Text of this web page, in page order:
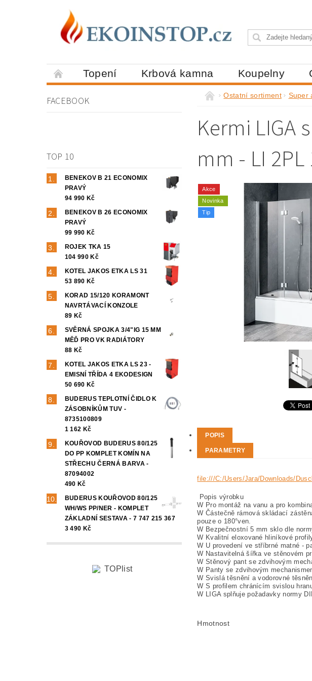
Topení Krbová kamna Koupelny
FACEBOOK
TOP 10
BENEKOV B 21 ECONOMIX
PRAVÝ
94 990 Kč
BENEKOV B 26 ECONOMIX
PRAVÝ
99 990 Kč
ROJEK TKA 15
104 990 Kč
KOTEL JAKOS ETKA LS 31
53 890 Kč
KORAD 15/120 KORAMONT
NAVRTÁVACÍ KONZOLE
89 Kč
SVĚRNÁ SPOJKA 3/4"IG 15 MM
MĚĎ PRO VK RADIÁTORY
88 Kč
KOTEL JAKOS ETKA LS 23 -
EMISNÍ TŘÍDA 4 EKODESIGN
50 690 Kč
BUDERUS TEPLOTNÍ ČIDLO K
ZÁSOBNÍKŮM TUV -
8735100809
1 162 Kč
KOUŘOVOD BUDERUS 80/125
DO PP KOMPLET KOMÍN NA
STŘECHU ČERNÁ BARVA -
87094002
490 Kč
BUDERUS KOUŘOVOD 80/125
WH/WS PP/NER - KOMPLET
ZÁKLADNÍ SESTAVA - 7 747 215 367
3 490 Kč
Ostatní sortiment Super
Kermi LIGA
mm - LI 2PL
Akce
Novinka
Tip
POPIS
PARAMETRY
file:///C:/Users/Jara/Downloads/
Popis výrobku
W Pro montáž na vanu a pro
W Částečně rámová skládací
pouze o 180°ven.
W Bezpečnostní 5 mm sklo dle
W Kvalitní eloxované hliníkové
W U provedení ve stříbrné matné -
W Nastavitelná šířka ve stěnovém
W Stěnový pant se zdvihovým
W Panty se zdvihovým
W Svislá těsnění a vodorovné
W S profilem chránícím svislou
W LIGA splňuje požadavky normy
Hmotnost